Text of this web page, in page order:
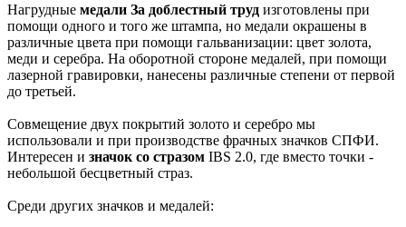
Нагрудные медали За доблестный труд изготовлены при
помощи одного и того же штампа, но медали окрашены в
различные цвета при помощи гальванизации: цвет золота,
меди и серебра. На оборотной стороне медалей, при помощи
лазерной гравировки, нанесены различные степени от первой
до третьей.
Совмещение двух покрытий золото и серебро мы
использовали и при производстве фрачных значков СПФИ.
Интересен и значок со стразом IBS 2.0, где вместо точки -
небольшой бесцветный страз.
Среди других значков и медалей: